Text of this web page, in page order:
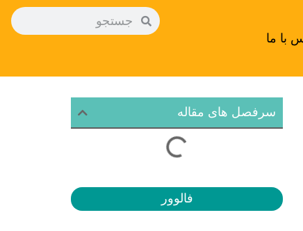
با ما
سرفصل های مقاله
فالوور